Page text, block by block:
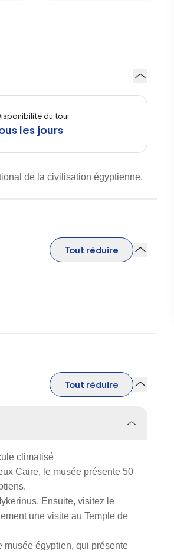
du tour
les jours
de la civilisation égyptienne.
Tout réduire
Tout réduire
climatisé
Caire, le musée présente 50
Ensuite, visitez le
une visite au Temple de
musée égyptien, qui présente